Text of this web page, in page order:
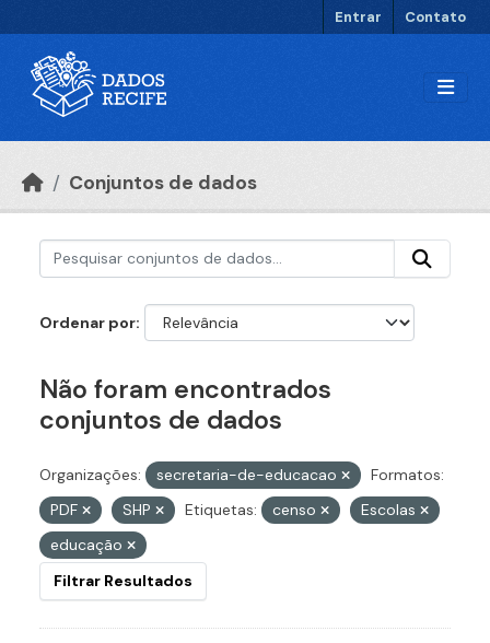
Entrar Contato
Conjuntos de dados
Ordenar por
Não foram encontrados
conjuntos de dados
Organizações: secretaria-de-educacao
Formatos:
PDF
SHP Etiquetas: censo
Escolas
educação
Filtrar Resultados